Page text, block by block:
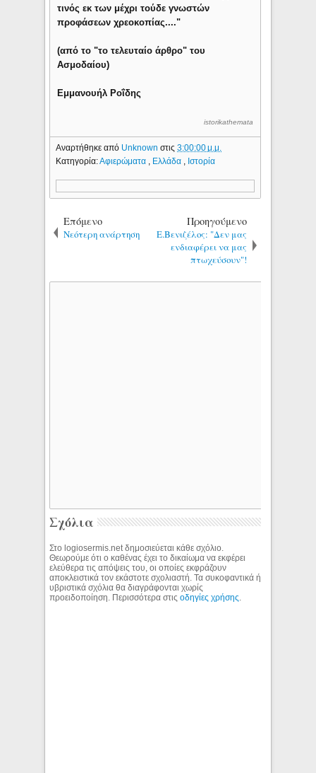
τινός εκ των μέχρι τούδε γνωστών
προφάσεων χρεοκοπίας...."
(από το "το τελευταίο άρθρο" του
Ασμοδαίου)
Εμμανουήλ Ροΐδης
istorikathemata
Αναρτήθηκε από Unknownστις3:00:00 μ.μ.
Κατηγορία:Αφιερώματα Ελλάδα Ιστορία
Επόμενο
Νεότερη ανάρτηση
Προηγούμενο
Ε.Βενιζέλος: "Δεν μας
ενδιαφέρει να μας
πτωχεύσουν"!
Σχόλια
Στο logiosermis.net δημοσιεύεται κάθε σχόλιο.
Θεωρούμε ότι ο καθένας έχει το δικαίωμα να εκφέρει
ελεύθερα τις απόψεις του, οι οποίες εκφράζουν
αποκλειστικά τον εκάστοτε σχολιαστή. Τα συκοφαντικά ή
υβριστικά σχόλια θα διαγράφονται χωρίς
προειδοποίηση. Περισσότερα στιςοδηγίες χρήσης